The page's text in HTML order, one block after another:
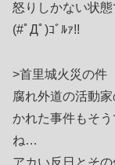
怒りしかない状態
(#ﾟДﾟ)ｺﾞﾙｧ!!
>首里城火災の件
腐れ外道の活動
かれた事件もそ
ね…
アカい反日とそ